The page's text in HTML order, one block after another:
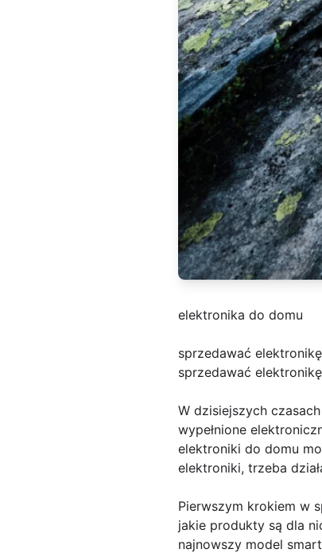
elektronika do domu
sprzedawać
sprzedawać
W dzisiejszych
wypełnione
elektroniki do domu
elektroniki, trzeba
Pierwszym krokiem w
jakie produkty są dla
najnowszy model